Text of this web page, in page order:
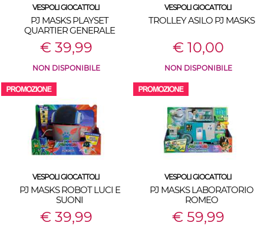
VESPOLI GIOCATTOLI
PJ MASKS PLAYSET
QUARTIER GENERALE
€ 39,99
NON DISPONIBILE
VESPOLI GIOCATTOLI
TROLLEY ASILO PJ MASKS
€ 10,00
NON DISPONIBILE
VESPOLI GIOCATTOLI
PJ MASKS ROBOT LUCI E
SUONI
€ 39,99
VESPOLI GIOCATTOLI
PJ MASKS LABORATORIO
ROMEO
€ 59,99